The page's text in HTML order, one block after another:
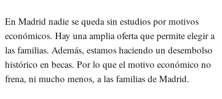
En Madrid nadie se queda sin estudios por motivos
económicos. Hay una amplia oferta que permite elegir a
las familias. Además, estamos haciendo un desembolso
histórico en becas. Por lo que el motivo económico no
frena, ni mucho menos, a las familias de Madrid.